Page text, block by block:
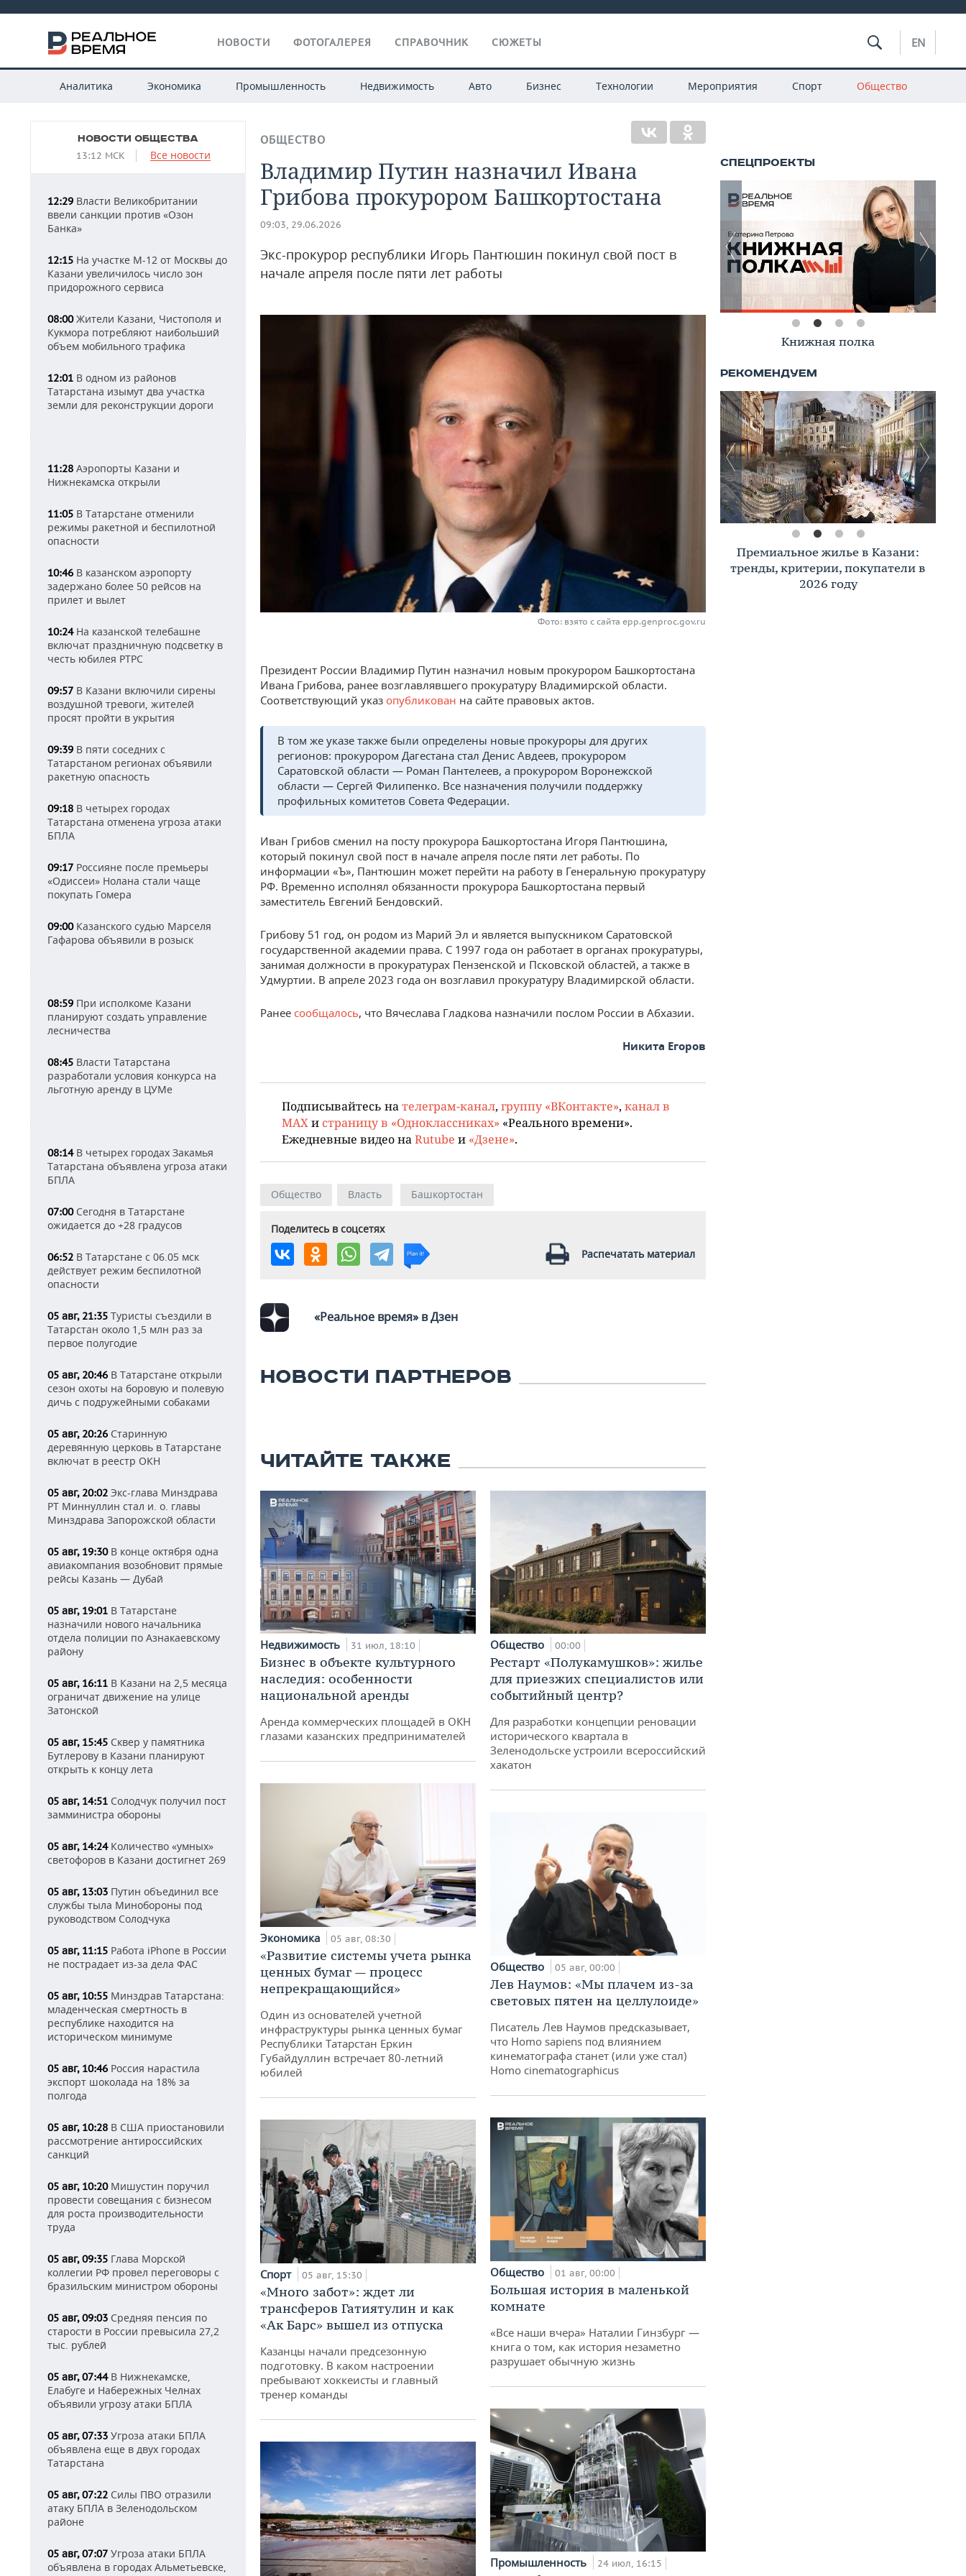
НОВОСТИ ФОТОГАЛЕРЕЯ СПРАВОЧНИК СЮЖЕТЫ EN
Аналитика Экономика Промышленность Недвижимость Авто Бизнес Технологии Мероприятия Спорт Общество
НОВОСТИ ОБЩЕСТВА
13:12 МСК Все новости
12:29 Власти Великобритании
ввели санкции против «Озон
Банка»
12:15 На участке М-12 от Москвы до
Казани увеличилось число зон
придорожного сервиса
08:00Жители Казани, Чистополя и
Кукмора потребляют наибольший
объем мобильного трафика
12:01 В одном из районов
Татарстана изымут два участка
земли для реконструкции дороги
11:28 Аэропорты Казани и
Нижнекамска открыли
11:05 В Татарстане отменили
режимы ракетной и беспилотной
опасности
10:46 В казанском аэропорту
задержано более 50 рейсов на
прилет и вылет
10:24На казанской телебашне
включат праздничную подсветку в
честь юбилея РТРС
09:57 В Казани включили сирены
воздушной тревоги, жителей
просят пройти в укрытия
09:39 В пяти соседних с
Татарстаном регионах объявили
ракетную опасность
09:18 В четырех городах
Татарстана отменена угроза атаки
БПЛА
09:17 Россияне после премьеры
«Одиссеи» Нолана стали чаще
покупать Гомера
09:00Казанского судью Марселя
Гафарова объявили в розыск
08:59 При исполкоме Казани
планируют создать управление
лесничества
08:45 Власти Татарстана
разработали условия конкурса на
льготную аренду в ЦУМе
08:14В четырех городах Закамья
Татарстана объявлена угроза атаки
БПЛА
07:00Сегодня в Татарстане
ожидается до +28 градусов
06:52 В Татарстане с 06.05 мск
действует режим беспилотной
опасности
05 авг, 21:35 Туристы съездили в
Татарстан около 1,5 млн раз за
первое полугодие
05 авг, 20:46 В Татарстане открыли
сезон охоты на боровую и полевую
дичь с подружейными собаками
05 авг, 20:26 Старинную
деревянную церковь в Татарстане
включат в реестр ОКН
05 авг, 20:02 Экс-глава Минздрава
РТ Миннуллин стал и. о. главы
Минздрава Запорожской области
05 авг, 19:30В конце октября одна
авиакомпания возобновит прямые
рейсы Казань — Дубай
05 авг, 19:01 В Татарстане
назначили нового начальника
отдела полиции по Азнакаевскому
району
05 авг, 16:11 В Казани на 2,5 месяца
ограничат движение на улице
Затонской
05 авг, 15:45 Сквер у памятника
Бутлерову в Казани планируют
открыть к концу лета
05 авг, 14:51 Солодчук получил пост
замминистра обороны
05 авг, 14:24Количество «умных»
светофоров в Казани достигнет 269
05 авг, 13:03 Путин объединил все
службы тыла Минобороны под
руководством Солодчука
05 авг, 11:15 Работа iPhone в России
не пострадает из-за дела ФАС
05 авг, 10:55 Минздрав Татарстана:
младенческая смертность в
республике находится на
историческом минимуме
05 авг, 10:46 Россия нарастила
экспорт шоколада на 18% за
полгода
05 авг, 10:28 В США приостановили
рассмотрение антироссийских
санкций
05 авг, 10:20Мишустин поручил
провести совещания с бизнесом
для роста производительности
труда
05 авг, 09:35 Глава Морской
коллегии РФ провел переговоры с
бразильским министром обороны
05 авг, 09:03 Средняя пенсия по
старости в России превысила 27,2
тыс. рублей
05 авг, 07:44В Нижнекамске,
Елабуге и Набережных Челнах
объявили угрозу атаки БПЛА
05 авг, 07:33 Угроза атаки БПЛА
объявлена еще в двух городах
Татарстана
05 авг, 07:22 Силы ПВО отразили
атаку БПЛА в Зеленодольском
районе
05 авг, 07:07 Угроза атаки БПЛА
объявлена в городах Альметьевске,
ОБЩЕСТВО
Владимир Путин назначил Ивана
Грибова прокурором Башкортостана
09:03, 29.06.2026
Экс-прокурор республики Игорь Пантюшин покинул свой пост в
начале апреля после пяти лет работы
Фото: взято с сайта epp.genproc.gov.ru
Президент России Владимир Путин назначил новым прокурором Башкортостана
Ивана Грибова, ранее возглавлявшего прокуратуру Владимирской области.
Соответствующий указ опубликован на сайте правовых актов.
В том же указе также были определены новые прокуроры для других
регионов: прокурором Дагестана стал Денис Авдеев, прокурором
Саратовской области — Роман Пантелеев, а прокурором Воронежской
области — Сергей Филипенко. Все назначения получили поддержку
профильных комитетов Совета Федерации.
Иван Грибов сменил на посту прокурора Башкортостана Игоря Пантюшина,
который покинул свой пост в начале апреля после пяти лет работы. По
информации «Ъ», Пантюшин может перейти на работу в Генеральную прокуратуру
РФ. Временно исполнял обязанности прокурора Башкортостана первый
заместитель Евгений Бендовский.
Грибову 51 год, он родом из Марий Эл и является выпускником Саратовской
государственной академии права. С 1997 года он работает в органах прокуратуры,
занимая должности в прокуратурах Пензенской и Псковской областей, а также в
Удмуртии. В апреле 2023 года он возглавил прокуратуру Владимирской области.
Ранее сообщалось, что Вячеслава Гладкова назначили послом России в Абхазии.
Никита Егоров
Подписывайтесь на телеграм-канал, группу «ВКонтакте», канал в
MAX и страницу в «Одноклассниках» «Реального времени».
Ежедневные видео на Rutube и «Дзене».
Общество Власть Башкортостан
Поделитесь в соцсетях
Распечатать материал
«Реальное время» в Дзен
НОВОСТИ ПАРТНЕРОВ
ЧИТАЙТЕ ТАКЖЕ
Недвижимость 31 июл, 18:10
Бизнес в объекте культурного
наследия: особенности
национальной аренды
Аренда коммерческих площадей в ОКН
глазами казанских предпринимателей
Экономика 05 авг, 08:30
«Развитие системы учета рынка
ценных бумаг — процесс
непрекращающийся»
Один из основателей учетной
инфраструктуры рынка ценных бумаг
Республики Татарстан Еркин
Губайдуллин встречает 80-летний
юбилей
Спорт 05 авг, 15:30
«Много забот»: ждет ли
трансферов Гатиятулин и как
«Ак Барс» вышел из отпуска
Казанцы начали предсезонную
подготовку. В каком настроении
пребывают хоккеисты и главный
тренер команды
Общество 00:00
Рестарт «Полукамушков»: жилье
для приезжих специалистов или
событийный центр?
Для разработки концепции реновации
исторического квартала в
Зеленодольске устроили всероссийский
хакатон
Общество 05 авг, 00:00
Лев Наумов: «Мы плачем из-за
световых пятен на целлулоиде»
Писатель Лев Наумов предсказывает,
что Homo sapiens под влиянием
кинематографа станет (или уже стал)
Homo cinematographicus
Общество 01 авг, 00:00
Большая история в маленькой
комнате
«Все наши вчера» Наталии Гинзбург —
книга о том, как история незаметно
разрушает обычную жизнь
Промышленность 24 июл, 16:15
Книжная полка
Премиальное жилье в Казани:
тренды, критерии, покупатели в
2026 году